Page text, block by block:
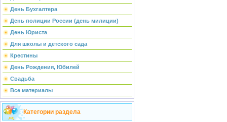
День Бухгалтера
День полиции России (день милиции)
День Юриста
Для школы и детского сада
Крестины
День Рождения, Юбилей
Свадьба
Все материалы
Категории раздела